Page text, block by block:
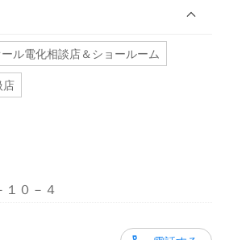
ール電化相談店＆ショールーム
店
１０－４